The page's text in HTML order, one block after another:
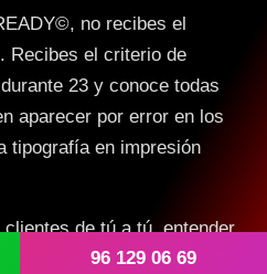
no recibes el
Recibes el criterio de
23 y conoce todas
aparecer por error en los
tipografía en impresión
de tú a tú, entender
exactamente qué
96 129 06 69